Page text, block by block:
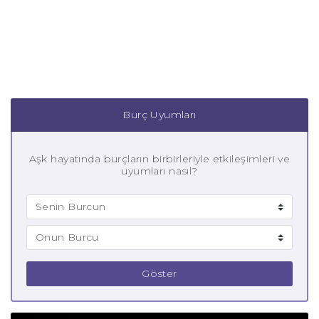
Burç Uyumları
Aşk hayatında burçların birbirleriyle etkileşimleri ve
uyumları nasıl?
Göster